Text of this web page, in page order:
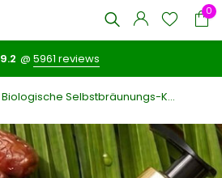
0
9.2 @5961 reviews
Biologische Selbstbräunungs-K...